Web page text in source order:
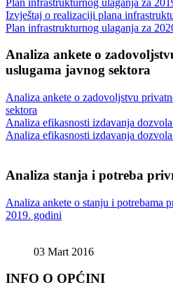
Izvještaj o realizaciji plana
Plan infrastrukturnog ulaganja za
Analiza ankete o
uslugama javnog sektora
Analiza ankete o zadovoljstvu
sektora
Analiza efikasnosti izdavanja
Analiza efikasnosti izdavanja
Analiza stanja i potreba
Analiza ankete o stanju i potrebama
2019. godini
03 Mart 2016
INFO O OPĆINI